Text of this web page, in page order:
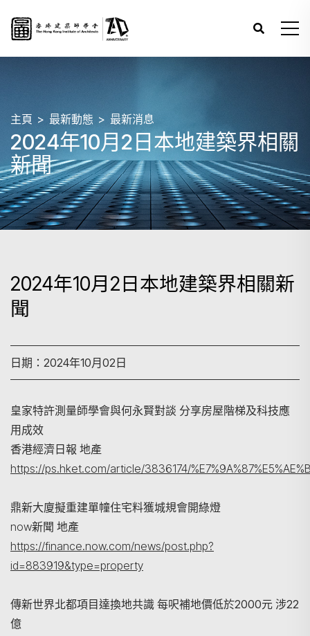
主頁 最新動態 最新消息
2024年10月2日本地建築界相關
新聞
2024年10月2日本地建築界相關新
聞
日期：2024年10月02日
皇家特許測量師學會與何永賢對談 分享房屋階梯及科技應
用成效
香港經濟日報 地產
https://ps.hket.com/article/3836174/
鼎新大廈擬重建單幢住宅料獲城規會開綠燈
now新聞 地產
https://finance.now.com/news/post.php?
id=883919&type=property
傳新世界北都項目達換地共識 每呎補地價低於2000元 涉22
億